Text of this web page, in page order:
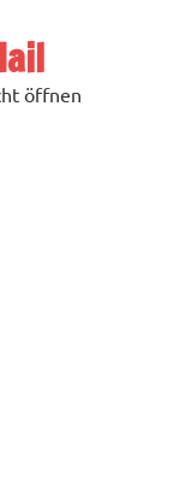
öffnen